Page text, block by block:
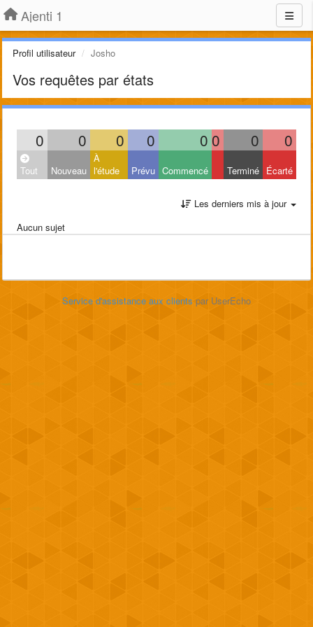
Ajenti 1
Profil utilisateur Josho
Vos requêtes par états
0 0 0 0 0 0 0 0
Tout Nouveau
À
l'étude
Prévu Commencé Terminé Écarté
Les derniers mis à jour
Aucun sujet
Service d'assistance aux clients par UserEcho